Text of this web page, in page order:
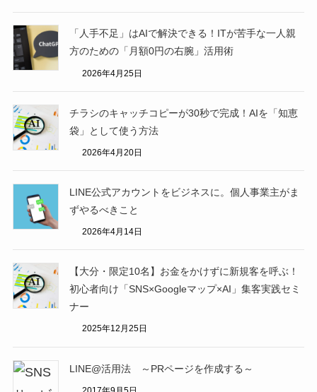
「人手不足」はAIで解決できる！ITが苦手な一人親
方のための「月額0円の右腕」活用術
2026年4月25日
チラシのキャッチコピーが30秒で完成！AIを「知恵
袋」として使う方法
2026年4月20日
LINE公式アカウントをビジネスに。個人事業主がま
ずやるべきこと
2026年4月14日
【大分・限定10名】お金をかけずに新規客を呼ぶ！
初心者向け「SNS×Googleマップ×AI」集客実践セミ
ナー
2025年12月25日
LINE@活用法 ～PRページを作成する～